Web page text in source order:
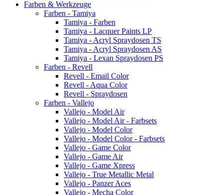
Farben & Werkzeuge
Farben - Tamiya
Tamiya - Farben
Tamiya - Lacquer Paints LP
Tamiya - Acryl Spraydosen TS
Tamiya - Acryl Spraydosen AS
Tamiya - Lexan Spraydosen PS
Farben - Revell
Revell - Email Color
Revell - Aqua Color
Revell - Spraydosen
Farben - Vallejo
Vallejo - Model Air
Vallejo - Model Air - Farbsets
Vallejo - Model Color
Vallejo - Model Color - Farbsets
Vallejo - Game Color
Vallejo - Game Air
Vallejo - Game Xpress
Vallejo - True Metallic Metal
Vallejo - Panzer Aces
Vallejo - Mecha Color